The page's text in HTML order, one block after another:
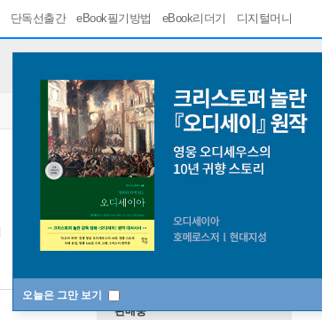
단독선출간 eBook필기방법 eBook리더기 디지털머니
오늘은 그만 보기
판매중